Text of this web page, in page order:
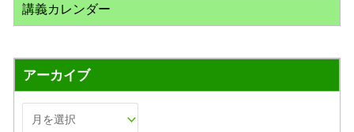
講義カレンダー
アーカイブ